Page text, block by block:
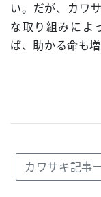
い。だが、カワ
な取り組みによ
ば、助かる命も増
カワサキ記事